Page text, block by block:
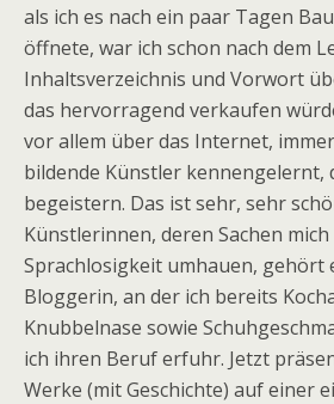
als ich es nach ein paar Tagen
öffnete, war ich schon nach dem
Inhaltsverzeichnis und Vorwort
das hervorragend verkaufen
vor allem über das Internet,
bildende Künstler kennengelernt,
begeistern. Das ist sehr, sehr
Künstlerinnen, deren Sachen
Sprachlosigkeit umhauen, gehört
Bloggerin, an der ich bereits
Knubbelnase sowie
ich ihren Beruf erfuhr. Jetzt
Werke (mit Geschichte) auf einer